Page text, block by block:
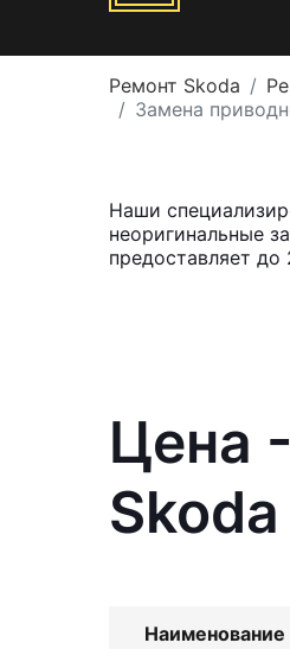
Ремонт Skoda
Замена
Наши
неоригинальные
предоставляет
Цена
Наименование